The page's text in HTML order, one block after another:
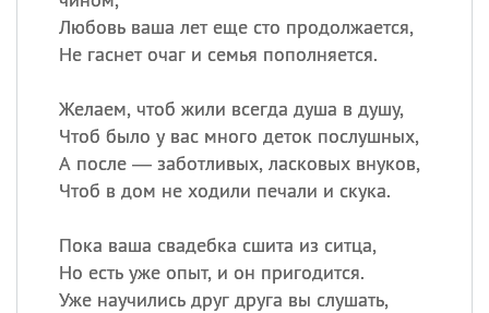
Любовь ваша лет еще сто продолжается,
Не гаснет очаг и семья пополняется.
Желаем, чтоб жили всегда душа в душу,
Чтоб было у вас много деток послушных,
А после — заботливых, ласковых внуков,
Чтоб в дом не ходили печали и скука.
Пока ваша свадебка сшита из ситца,
Но есть уже опыт, и он пригодится.
Уже научились друг друга вы слушать,